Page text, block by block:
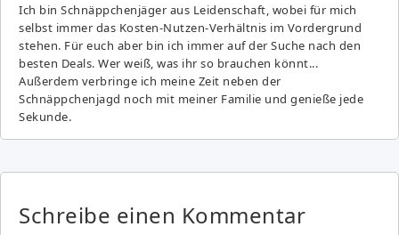
Ich bin Schnäppchenjäger aus Leidenschaft, wobei für mich
selbst immer das Kosten-Nutzen-Verhältnis im Vordergrund
stehen. Für euch aber bin ich immer auf der Suche nach den
besten Deals. Wer weiß, was ihr so brauchen könnt...
Außerdem verbringe ich meine Zeit neben der
Schnäppchenjagd noch mit meiner Familie und genieße jede
Sekunde.
Schreibe einen Kommentar